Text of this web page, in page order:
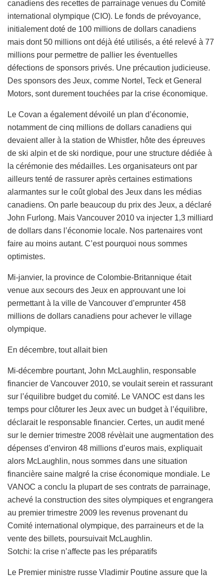
canadiens des recettes de parrainage venues du Comité
international olympique (CIO). Le fonds de prévoyance,
initialement doté de 100 millions de dollars canadiens
mais dont 50 millions ont déjà été utilisés, a été relevé à 77
millions pour permettre de pallier les éventuelles
défections de sponsors privés. Une précaution judicieuse.
Des sponsors des Jeux, comme Nortel, Teck et General
Motors, sont durement touchées par la crise économique.
Le Covan a également dévoilé un plan d’économie,
notamment de cinq millions de dollars canadiens qui
devaient aller à la station de Whistler, hôte des épreuves
de ski alpin et de ski nordique, pour une structure dédiée à
la cérémonie des médailles. Les organisateurs ont par
ailleurs tenté de rassurer après certaines estimations
alarmantes sur le coût global des Jeux dans les médias
canadiens. On parle beaucoup du prix des Jeux, a déclaré
John Furlong. Mais Vancouver 2010 va injecter 1,3 milliard
de dollars dans l’économie locale. Nos partenaires vont
faire au moins autant. C’est pourquoi nous sommes
optimistes.
Mi-janvier, la province de Colombie-Britannique était
venue aux secours des Jeux en approuvant une loi
permettant à la ville de Vancouver d’emprunter 458
millions de dollars canadiens pour achever le village
olympique.
En décembre, tout allait bien
Mi-décembre pourtant, John McLaughlin, responsable
financier de Vancouver 2010, se voulait serein et rassurant
sur l’équilibre budget du comité. Le VANOC est dans les
temps pour clôturer les Jeux avec un budget à l’équilibre,
déclarait le responsable financier. Certes, un audit mené
sur le dernier trimestre 2008 révèlait une augmentation des
dépenses d’environ 48 millions d’euros mais, expliquait
alors McLaughlin, nous sommes dans une situation
financière saine malgré la crise économique mondiale. Le
VANOC a conclu la plupart de ses contrats de parrainage,
achevé la construction des sites olympiques et engrangera
au premier trimestre 2009 les revenus provenant du
Comité international olympique, des parraineurs et de la
vente des billets, poursuivait McLaughlin.
Sotchi: la crise n’affecte pas les préparatifs
Le Premier ministre russe Vladimir Poutine assure que la